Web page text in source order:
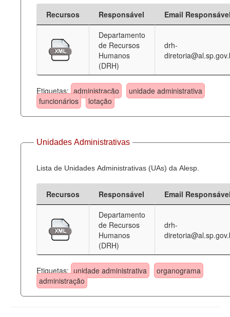
Recursos Responsável
Email
Departamento
de Recursos
Humanos
(DRH)
drh-
Etiquetas: administração
unidade administrativa
funcionários
lotação
Unidades Administrativas
Lista de Unidades Administrativas (UAs) da Alesp.
Recursos Responsável
Email
Departamento
de Recursos
Humanos
(DRH)
drh-
Etiquetas: unidade administrativa
organograma
administração